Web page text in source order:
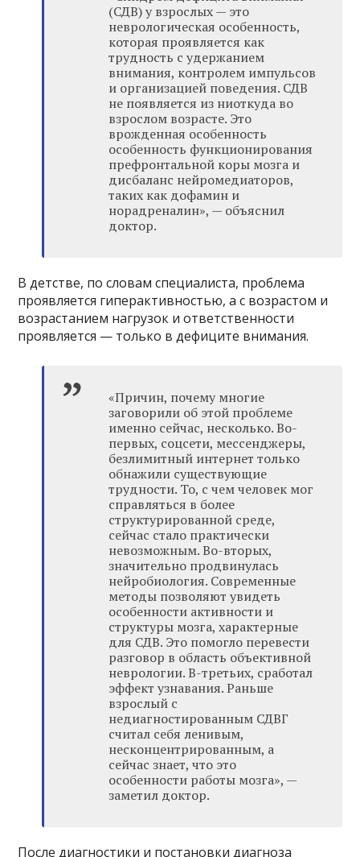
(СДВ) у взрослых — это
неврологическая особенность,
которая проявляется как
трудность с удержанием
внимания, контролем импульсов
и организацией поведения. СДВ
не появляется из ниоткуда во
взрослом возрасте. Это
врожденная особенность
особенность функционирования
префронтальной коры мозга и
дисбаланс нейромедиаторов,
таких как дофамин и
норадреналин», — объяснил
доктор.
В детстве, по словам специалиста, проблема
проявляется гиперактивностью, а с возрастом и
возрастанием нагрузок и ответственности
проявляется — только в дефиците внимания.
«Причин, почему многие
заговорили об этой проблеме
именно сейчас, несколько. Во-
первых, соцсети, мессенджеры,
безлимитный интернет только
обнажили существующие
трудности. То, с чем человек мог
справляться в более
структурированной среде,
сейчас стало практически
невозможным. Во-вторых,
значительно продвинулась
нейробиология. Современные
методы позволяют увидеть
особенности активности и
структуры мозга, характерные
для СДВ. Это помогло перевести
разговор в область объективной
неврологии. В-третьих, сработал
эффект узнавания. Раньше
взрослый с
недиагностированным СДВГ
считал себя ленивым,
несконцентрированным, а
сейчас знает, что это
особенности работы мозга», —
заметил доктор.
После диагностики и постановки диагноза